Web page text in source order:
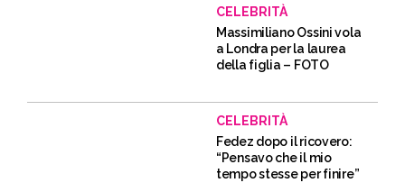
CELEBRITÀ
Massimiliano Ossini vola
a Londra per la laurea
della figlia – FOTO
CELEBRITÀ
Fedez dopo il ricovero:
“Pensavo che il mio
tempo stesse per finire”